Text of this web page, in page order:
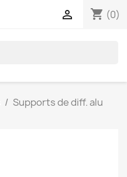
shopping_cart (0)

Supports de diff. alu